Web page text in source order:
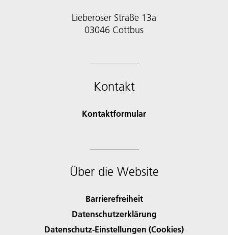
Lieberoser Straße 13a
03046 Cottbus
Kontakt
Kontaktformular
Über die Website
Barrierefreiheit
Datenschutzerklärung
Datenschutz-Einstellungen (Cookies)